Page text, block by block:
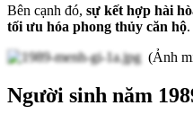
Bên cạnh đó, sự kết hợp hài
tối ưu hóa phong thủy căn hộ
(Ảnh
Người sinh năm